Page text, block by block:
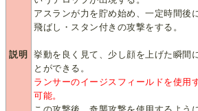
説明
アスランが力を貯め始め、一定時間後
飛ばし・スタン付きの攻撃をする。
挙動を良く見て、少し顔を上げた瞬間
とができる。
ランサーのイージスフィールドを使用
可能。